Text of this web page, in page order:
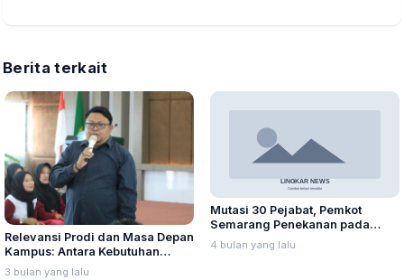
Berita terkait
Relevansi Prodi dan Masa Depan
Kampus: Antara Kebutuhan
Industri dan Misi Akademik
3 bulan yang lalu
Mutasi 30 Pejabat, Pemkot
Semarang Penekanan pada
Penguatan Sektor Teknis dan
Layanan Dasar
4 bulan yang lalu